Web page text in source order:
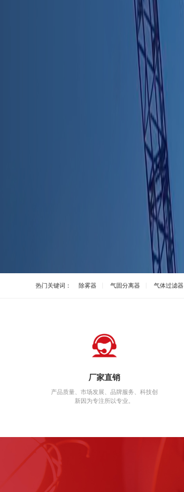
热门关键词： 除雾器 气固分离器 气体过滤器
厂家直销
产品质量、市场发展、品牌服务、科技创
新因为专注所以专业。